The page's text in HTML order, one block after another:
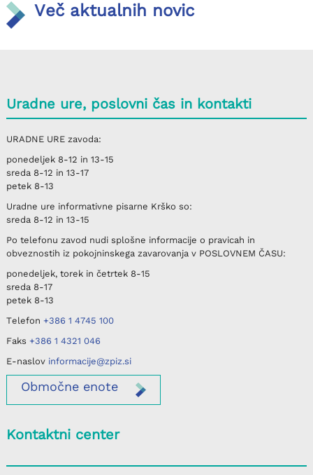
Več aktualnih novic
Uradne ure, poslovni čas in kontakti
URADNE UREzavoda:
ponedeljek8-12 in 13-15
sreda8-12 in 13-17
petek8-13
Uradne ure informativne pisarne Krško so:
sreda8-12 in 13-15
Po telefonu zavod nudi splošne informacije o pravicah in
obveznostih iz pokojninskega zavarovanja v POSLOVNEM ČASU:
ponedeljek, torek in četrtek8-15
sreda8-17
petek8-13
Telefon +386 1 4745 100
Faks +386 1 4321 046
E-naslov informacije@zpiz.si
Območneenote
Kontaktni center